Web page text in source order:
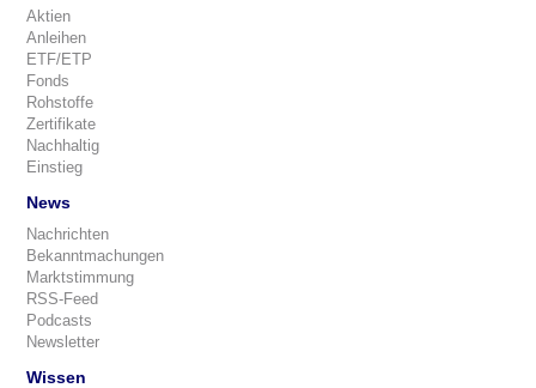
Aktien
Anleihen
ETF/ETP
Fonds
Rohstoffe
Zertifikate
Nachhaltig
Einstieg
News
Nachrichten
Bekanntmachungen
Marktstimmung
RSS-Feed
Podcasts
Newsletter
Wissen